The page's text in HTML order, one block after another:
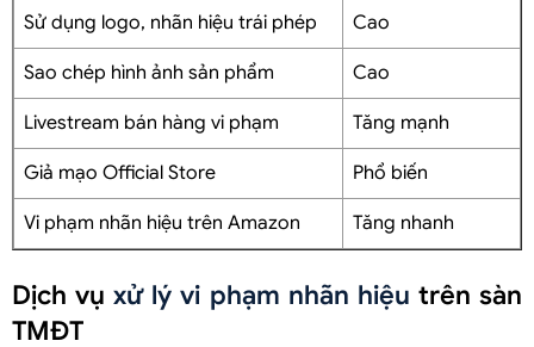
Sử dụng logo, nhãn hiệu trái phép Cao
Sao chép hình ảnh sản phẩm Cao
Livestream bán hàng vi phạm Tăng mạnh
Giả mạo Official Store Phổ biến
Vi phạm nhãn hiệu trên Amazon Tăng nhanh
Dịch vụxử lý vi phạm nhãn hiệu trên sàn
TMĐT